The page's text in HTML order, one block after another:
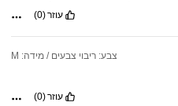
עוזר(0)
צבע: ריבוי צבעים / מידה: M
עוזר(0)